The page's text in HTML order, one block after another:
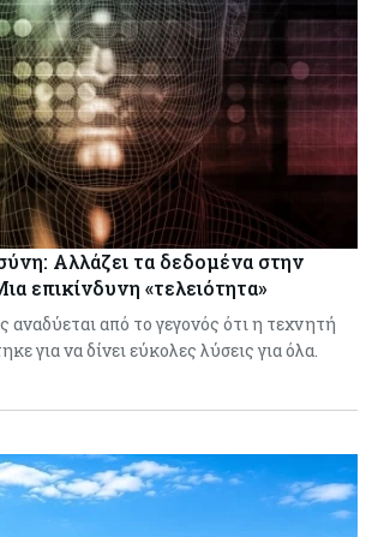
Αλλάζει τα δεδομένα στην
επικίνδυνη «τελειότητα»
αναδύεται από το γεγονός ότι η τεχνητή
για να δίνει εύκολες λύσεις για όλα.